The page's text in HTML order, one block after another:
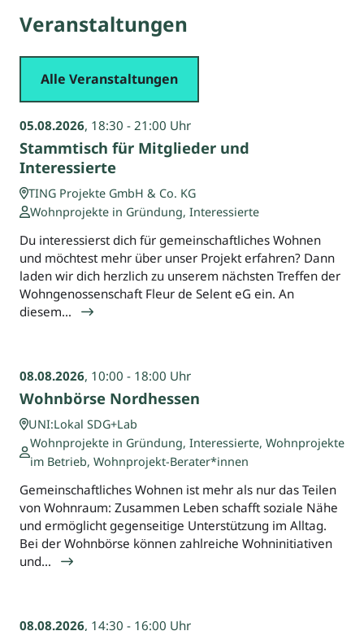
Veranstaltungen
Alle Veranstaltungen
05.08.2026, 18:30 - 21:00 Uhr
Stammtisch für Mitglieder und
Interessierte
TING Projekte GmbH & Co. KG
Wohnprojekte in Gründung, Interessierte
Du interessierst dich für gemeinschaftliches Wohnen
und möchtest mehr über unser Projekt erfahren? Dann
laden wir dich herzlich zu unserem nächsten Treffen der
Wohngenossenschaft Fleur de Selent eG ein. An
diesem…
08.08.2026, 10:00 - 18:00 Uhr
Wohnbörse Nordhessen
UNI:Lokal SDG+Lab
Wohnprojekte in Gründung, Interessierte, Wohnprojekte
im Betrieb, Wohnprojekt-Berater*innen
Gemeinschaftliches Wohnen ist mehr als nur das Teilen
von Wohnraum: Zusammen Leben schafft soziale Nähe
und ermöglicht gegenseitige Unterstützung im Alltag.
Bei der Wohnbörse können zahlreiche Wohninitiativen
und…
08.08.2026, 14:30 - 16:00 Uhr